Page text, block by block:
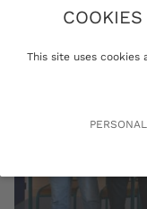
This site uses cookies